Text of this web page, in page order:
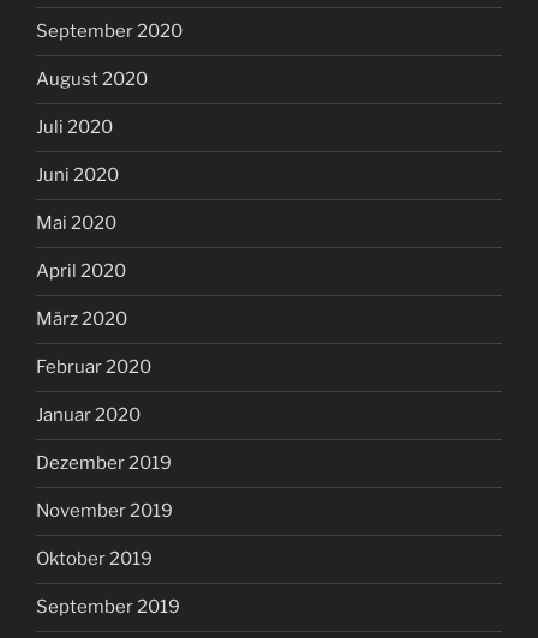
September 2020
August 2020
Juli 2020
Juni 2020
Mai 2020
April 2020
März 2020
Februar 2020
Januar 2020
Dezember 2019
November 2019
Oktober 2019
September 2019